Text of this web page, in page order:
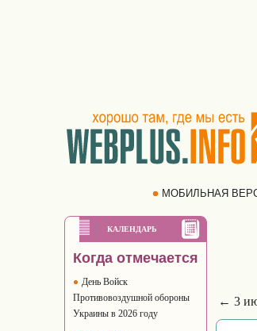
МОБИЛЬНАЯ
КАЛЕНДАРЬ
Когда отмечается
День Войск
Противовоздушной обороны
Украины в 2026 году
← 3